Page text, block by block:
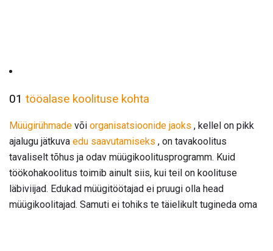
01 tööalase koolituse kohta
Müügirühmade või organisatsioonide jaoks , kellel on pikk
ajalugu jätkuva edu saavutamiseks , on tavakoolitus
tavaliselt tõhus ja odav müügikoolitusprogramm. Kuid
töökohakoolitus toimib ainult siis, kui teil on koolituse
läbiviijad. Edukad müügitöötajad ei pruugi olla head
müügikoolitajad. Samuti ei tohiks te täielikult tugineda oma